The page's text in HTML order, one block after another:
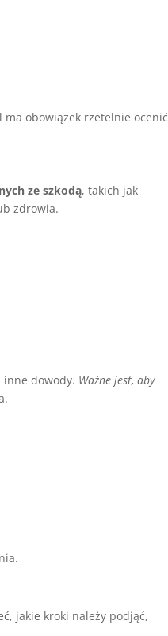
obowiązek rzetelnie ocenić
ze szkodą, takich jak
zdrowia.
inne dowody. Ważne jest, aby
jakie kroki należy podjąć,